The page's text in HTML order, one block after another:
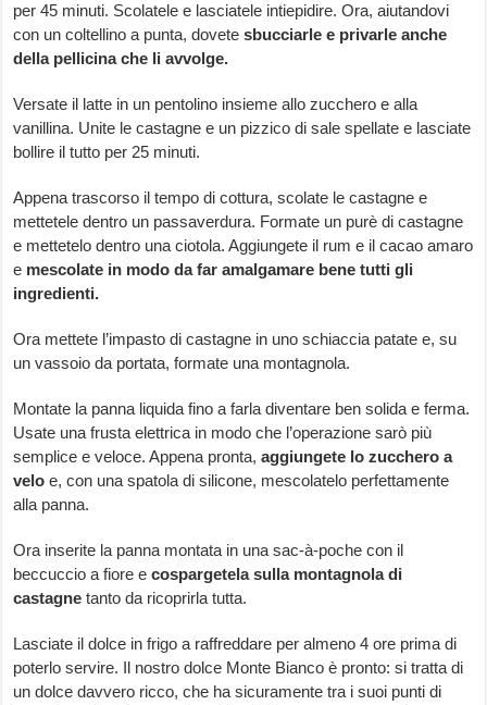
per 45 minuti. Scolatele e lasciatele intiepidire. Ora, aiutandovi
con un coltellino a punta, dovetesbucciarle e privarle anche
della pellicina che li avvolge.
Versate il latte in un pentolino insieme allo zucchero e alla
vanillina. Unite le castagne e un pizzico di sale spellate e lasciate
bollire il tutto per 25 minuti.
Appena trascorso il tempo di cottura, scolate le castagne e
mettetele dentro un passaverdura. Formate un purè di castagne
e mettetelo dentro una ciotola. Aggiungete il rum e il cacao amaro
e mescolate in modo da far amalgamare bene tutti gli
ingredienti.
Ora mettete l’impasto di castagne in uno schiaccia patate e, su
un vassoio da portata, formate una montagnola.
Montate la panna liquida fino a farla diventare ben solida e ferma.
Usate una frusta elettrica in modo che l’operazione sarò più
semplice e veloce. Appena pronta, aggiungete lo zucchero a
velo e, con una spatola di silicone, mescolatelo perfettamente
alla panna.
Ora inserite la panna montata in una sac-à-poche con il
beccuccio a fiore ecospargetela sulla montagnola di
castagne tanto da ricoprirla tutta.
Lasciate il dolce in frigo a raffreddare per almeno 4 ore prima di
poterlo servire. Il nostro dolce Monte Bianco è pronto: si tratta di
un dolce davvero ricco, che ha sicuramente tra i suoi punti di